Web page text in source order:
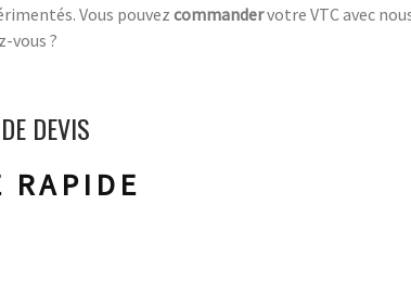
Vous pouvez commandervotre VTC avec
vous ?
DEVIS
RAPIDE